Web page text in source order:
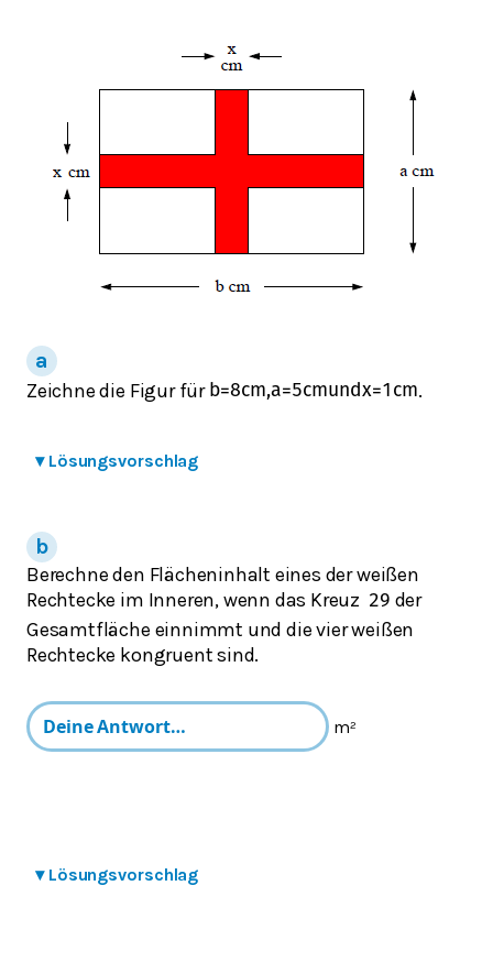
Zeichne die Figur für b=8cm,a=5cmundx=1 cm.
▾ Lösungsvorschlag
Berechne den Flächeninhalt eines der weißen
Rechtecke im Inneren, wenn das Kreuz 29 der
Gesamtfläche einnimmt und die vier weißen
Rechtecke kongruent sind.
m²
▾ Lösungsvorschlag